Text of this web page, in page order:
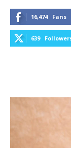
16,474 Fans
639